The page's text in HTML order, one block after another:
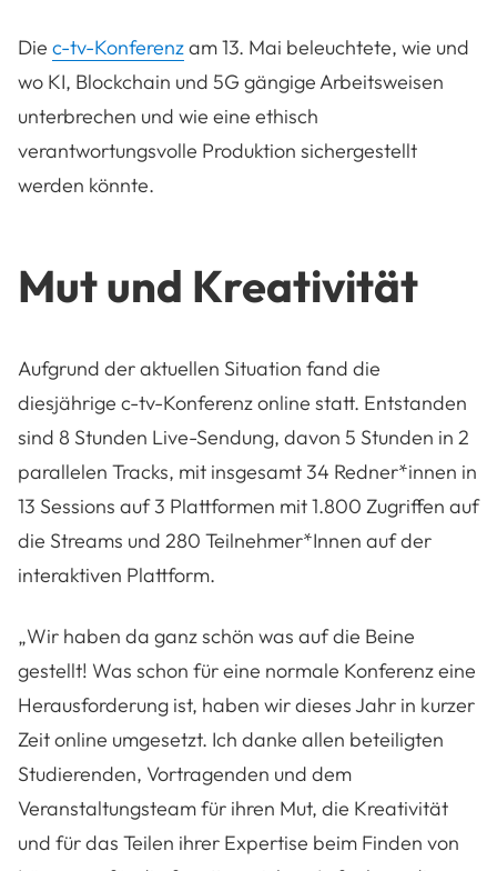
Die c-tv-Konferenzam 13. Mai beleuchtete, wie und
wo KI, Blockchain und 5G gängige Arbeitsweisen
unterbrechen und wie eine ethisch
verantwortungsvolle Produktion sichergestellt
werden könnte.
Mut und Kreativität
Aufgrund der aktuellen Situation fand die
diesjährige c-tv-Konferenz online statt. Entstanden
sind 8 Stunden Live-Sendung, davon 5 Stunden in 2
parallelen Tracks, mit insgesamt 34 Redner*innen in
13 Sessions auf 3 Plattformen mit 1.800 Zugriffen auf
die Streams und 280 Teilnehmer*Innen auf der
interaktiven Plattform.
„Wir haben da ganz schön was auf die Beine
gestellt! Was schon für eine normale Konferenz eine
Herausforderung ist, haben wir dieses Jahr in kurzer
Zeit online umgesetzt. Ich danke allen beteiligten
Studierenden, Vortragenden und dem
Veranstaltungsteam für ihren Mut, die Kreativität
und für das Teilen ihrer Expertise beim Finden von